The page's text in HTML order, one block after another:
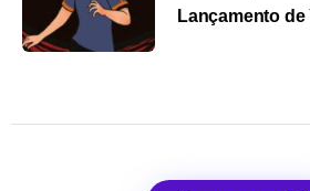
Lançamento de